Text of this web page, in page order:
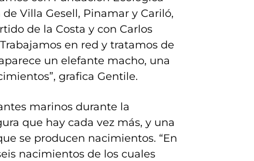
Villa Gesell, Pinamar y Cariló,
de la Costa y con Carlos
en red y tratamos de
un elefante macho, una
grafica Gentile.
marinos durante la
que hay cada vez más, y una
se producen nacimientos. “En
nacimientos de los cuales